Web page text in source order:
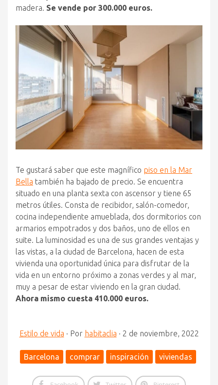
madera. Se vende por 300.000 euros.
Te gustará saber que este magnífico piso en la Mar
Bella también ha bajado de precio. Se encuentra
situado en una planta sexta con ascensor y tiene 65
metros útiles. Consta de recibidor, salón-comedor,
cocina independiente amueblada, dos dormitorios con
armarios empotrados y dos baños, uno de ellos en
suite. La luminosidad es una de sus grandes ventajas y
las vistas, a la ciudad de Barcelona, hacen de esta
vivienda una oportunidad única para disfrutar de la
vida en un entorno próximo a zonas verdes y al mar,
muy a pesar de estar viviendo en la gran ciudad.
Ahora mismo cuesta 410.000 euros.
Estilo de vida · Por habitaclia · 2 de noviembre, 2022
Barcelona comprar inspiración viviendas